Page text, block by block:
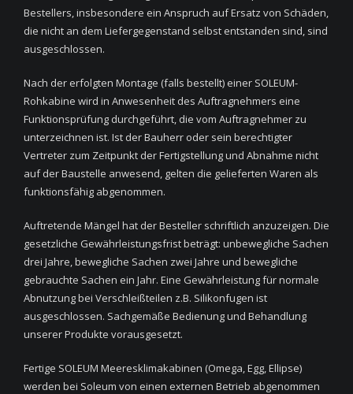
Bestellers, insbesondere ein Anspruch auf Ersatz von Schäden,
die nicht an dem Liefergegenstand selbst entstanden sind, sind
ausgeschlossen.
Nach der erfolgten Montage (falls bestellt) einer SOLEUM-
Rohkabine wird in Anwesenheit des Auftragnehmers eine
Funktionsprüfung durchgeführt, die vom Auftragnehmer zu
unterzeichnen ist. Ist der Bauherr oder sein berechtigter
Vertreter zum Zeitpunkt der Fertigstellung und Abnahme nicht
auf der Baustelle anwesend, gelten die gelieferten Waren als
funktionsfähig abgenommen.
Auftretende Mängel hat der Besteller schriftlich anzuzeigen. Die
gesetzliche Gewährleistungsfrist beträgt: unbewegliche Sachen
drei Jahre, bewegliche Sachen zwei Jahre und bewegliche
gebrauchte Sachen ein Jahr. Eine Gewährleistung für normale
Abnutzung bei Verschleißteilen z.B. Silikonfugen ist
ausgeschlossen. Sachgemäße Bedienung und Behandlung
unserer Produkte vorausgesetzt.
Fertige SOLEUM Meeresklimakabinen (Omega, Egg, Ellipse)
werden bei Soleum von einen externen Betrieb abgenommen